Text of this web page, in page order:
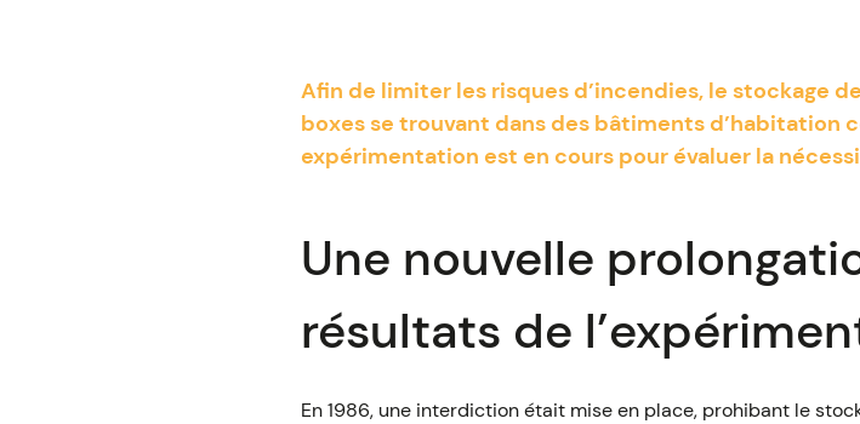
Afin de limiter les risques d’incendies, le stockage
boxes se trouvant dans des bâtiments
expérimentation est en cours pour évaluer la
Une nouvelle
résultats de
En 1986, une interdiction était mise en place, prohibant le